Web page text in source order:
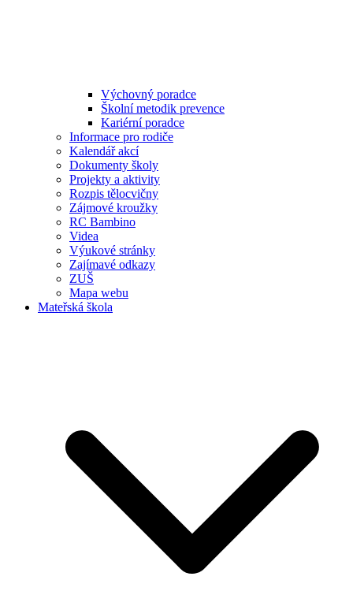
Výchovný poradce
Školní metodik prevence
Kariérní poradce
Informace pro rodiče
Kalendář akcí
Dokumenty školy
Projekty a aktivity
Rozpis tělocvičny
Zájmové kroužky
RC Bambino
Videa
Výukové stránky
Zajímavé odkazy
ZUŠ
Mapa webu
Mateřská škola